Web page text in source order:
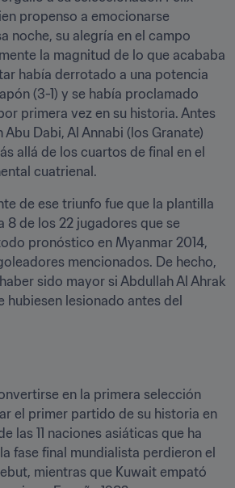
propenso a emocionarse
noche, su alegría en el campo
la magnitud de lo que acababa
había derrotado a una potencia
(3-1) y se había proclamado
primera vez en su historia. Antes
Dabi, Al Annabi (los Granate)
allá de los cuartos de final en el
cuatrienal.
de ese triunfo fue que la plantilla
8 de los 22 jugadores que se
pronóstico en Myanmar 2014,
mencionados. De hecho,
sido mayor si Abdullah Al Ahrak
hubiesen lesionado antes del
en la primera selección
el primer partido de su historia en
las 11 naciones asiáticas que ha
fase final mundialista perdieron el
mientras que Kuwait empató